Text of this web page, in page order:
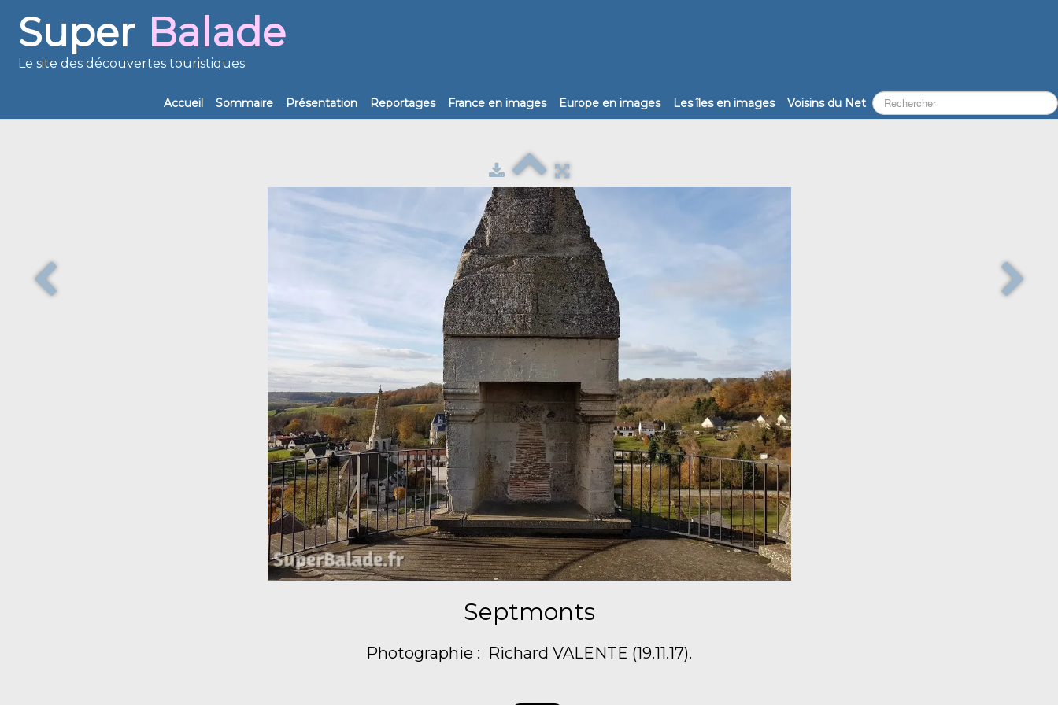
Super Balade
Le site des découvertes touristiques
Accueil Sommaire Présentation Reportages France en images Europe en images Les îles en images Voisins du Net
Septmonts
Photographie : Richard VALENTE (19.11.17).